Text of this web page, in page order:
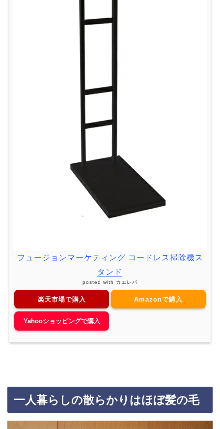
フュージョンマーケティング コードレス掃除機ス
タンド
posted with カエレバ
楽天市場で購入 Amazonで購入
Yahooショッピングで購入
一人暮らしの散らかりはほぼ髪の毛